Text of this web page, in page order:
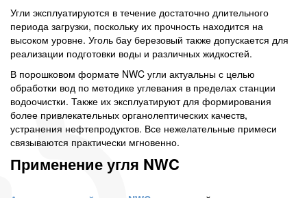
Угли эксплуатируются в течение достаточно длительного
периода загрузки, поскольку их прочность находится на
высоком уровне. Уголь бау березовый также допускается для
реализации подготовки воды и различных жидкостей.
В порошковом формате NWC угли актуальны с целью
обработки вод по методике углевания в пределах станции
водоочистки. Также их эксплуатируют для формирования
более привлекательных органолептических качеств,
устранения нефтепродуктов. Все нежелательные примеси
связываются практически мгновенно.
Применение угля NWC